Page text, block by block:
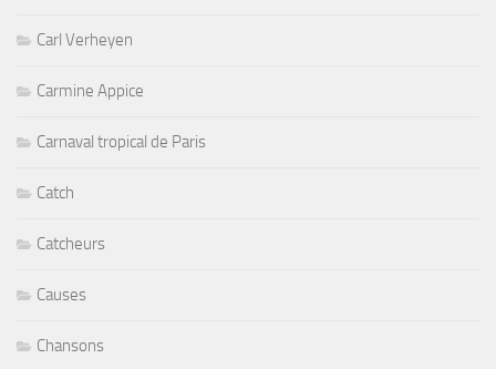
Carl Verheyen
Carmine Appice
Carnaval tropical de Paris
Catch
Catcheurs
Causes
Chansons